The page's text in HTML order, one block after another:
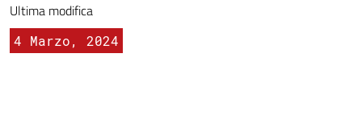
Ultima modifica
4 Marzo, 2024